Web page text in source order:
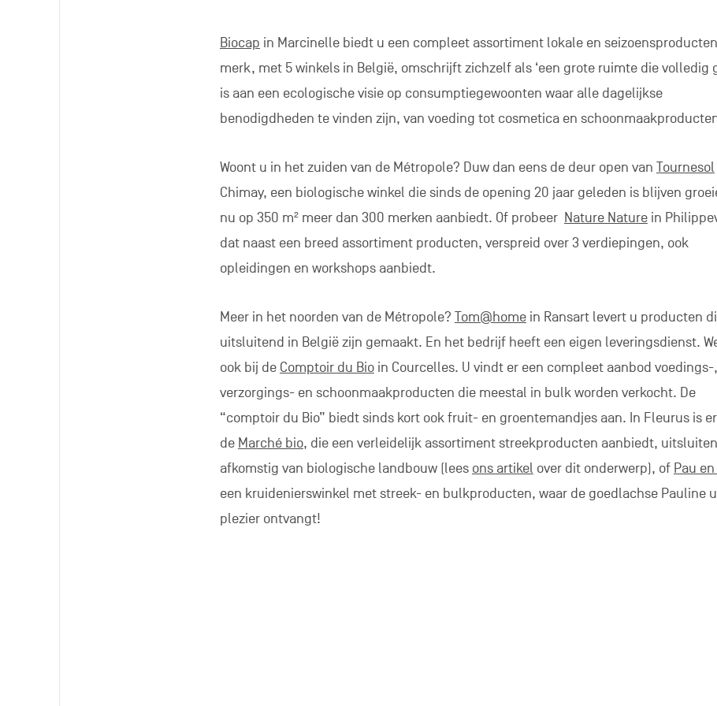
uitsluitend in België zijn gemaakt. En het bedrijf heeft een eigen leveringsdienst.
ook bij deComptoir du Bioin Courcelles. U vindt er een compleet aanbod voedings-,
verzorgings- en schoonmaakproducten die meestal in bulk worden verkocht. De
“comptoir du Bio” biedt sinds kort ook fruit- en groentemandjes aan. In Fleurus is er
afkomstig van biologische landbouw (leesons artikelover dit onderwerp), ofPau en
een kruidenierswinkel met streek- en bulkproducten, waar de goedlachse Pauline
plezier ontvangt!
Waar u zich ook bevindt in de Métropole, vergeet niet de afdelingen met
te ontdekken die in sommige supermarkten snel populairder worden …
Rechtstreeks bij de producent
Sommige producenten hebben een boerderijwinkel. Een kortere afstand tussen
bord is er niet!